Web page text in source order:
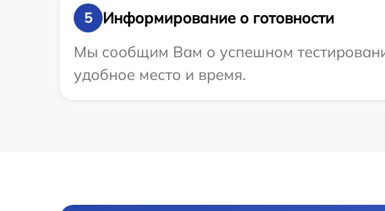
5
Информирование о готовности
Мы сообщим Вам о успешном
удобное место и время.